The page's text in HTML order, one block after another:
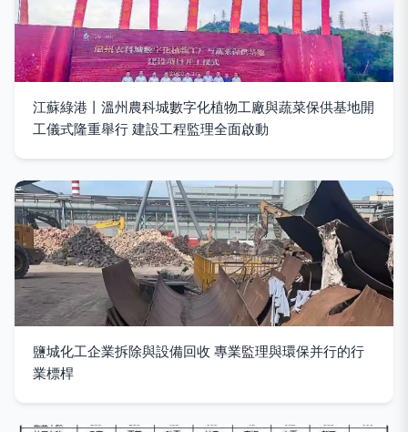
江蘇綠港丨溫州農科城數字化植物工廠與蔬菜保供基地開
工儀式隆重舉行 建設工程監理全面啟動
鹽城化工企業拆除與設備回收 專業監理與環保并行的行
業標桿